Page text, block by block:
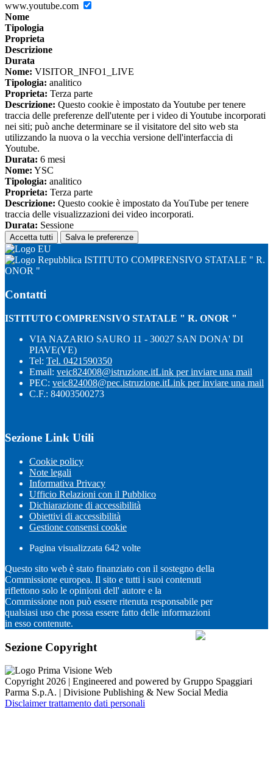
www.youtube.com
Nome
Tipologia
Proprieta
Descrizione
Durata
Nome: VISITOR_INFO1_LIVE
Tipologia: analitico
Proprieta: Terza parte
Descrizione: Questo cookie è impostato da Youtube per tenere
traccia delle preferenze dell'utente per i video di Youtube incorporati
nei siti; può anche determinare se il visitatore del sito web sta
utilizzando la nuova o la vecchia versione dell'interfaccia di
Youtube.
Durata: 6 mesi
Nome: YSC
Tipologia: analitico
Proprieta: Terza parte
Descrizione: Questo cookie è impostato da YouTube per tenere
traccia delle visualizzazioni dei video incorporati.
Durata: Sessione
Accetta tutti Salva le preferenze
ISTITUTO COMPRENSIVO STATALE " R.
ONOR "
Contatti
ISTITUTO COMPRENSIVO STATALE " R. ONOR "
VIA NAZARIO SAURO 11 - 30027 SAN DONA' DI
PIAVE(VE)
Tel: Tel. 0421590350
Email: veic824008@istruzione.itLink per inviare una mail
PEC: veic824008@pec.istruzione.itLink per inviare una mail
C.F.: 84003500273
Sezione Link Utili
Cookie policy
Note legali
Informativa Privacy
Ufficio Relazioni con il Pubblico
Dichiarazione di accessibilità
Obiettivi di accessibilità
Gestione consensi cookie
Pagina visualizzata 642 volte
Questo sito web è stato finanziato con il sostegno della
Commissione europea. Il sito e tutti i suoi contenuti
riflettono solo le opinioni dell' autore e la
Commissione non può essere ritenuta responsabile per
qualsiasi uso che possa essere fatto delle informazioni
in esso contenute.
Sezione Copyright
Copyright 2026 | Engineered and powered by Gruppo Spaggiari
Parma S.p.A. | Divisione Publishing & New Social Media
Disclaimer trattamento dati personali